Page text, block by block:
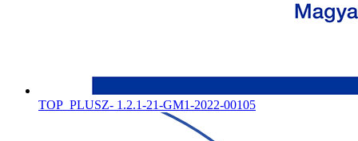
TOP_PLUSZ- 1.2.1-21-GM1-2022-00105